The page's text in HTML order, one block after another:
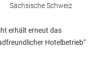
Sächsische Schweiz
erhält erneut das
Hotelbetrieb“